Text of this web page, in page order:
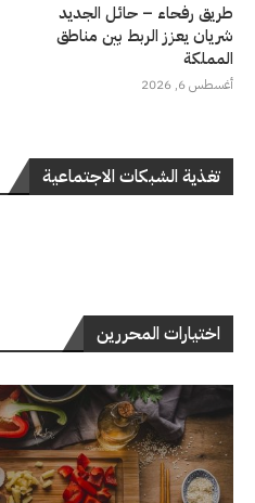
طريق رفحاء – حائل الجديد
شريان يعزز الربط بين مناطق
المملكة
أغسطس 6, 2026
تغذية الشبكات الاجتماعية
اختيارات المحررين